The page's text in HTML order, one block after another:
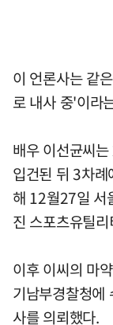
이 언론사는 같
로 내사 중'이라
배우 이선균씨
입건된 뒤 3차
해 12월27일 서
진 스포츠유틸
이후 이씨의 마
기남부경찰청에
사를 의뢰했다.